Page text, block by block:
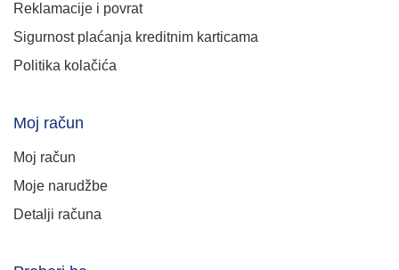
Reklamacije i povrat
Sigurnost plaćanja kreditnim karticama
Politika kolačića
Moj račun
Moj račun
Moje narudžbe
Detalji računa